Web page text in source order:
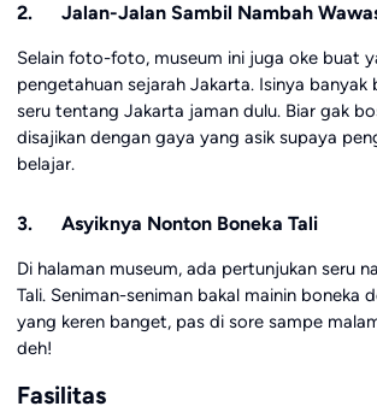
2. Jalan-Jalan Sambil Nambah
Selain foto-foto, museum ini juga oke buat
pengetahuan sejarah Jakarta. Isinya
seru tentang Jakarta jaman dulu. Biar gak
disajikan dengan gaya yang asik supaya
belajar.
3. Asyiknya Nonton Boneka Tali
Di halaman museum, ada pertunjukan seru
Tali. Seniman-seniman bakal mainin boneka
yang keren banget, pas di sore sampe
deh!
Fasilitas